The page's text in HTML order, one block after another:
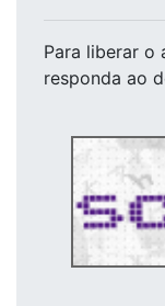
Para liberar o
responda ao